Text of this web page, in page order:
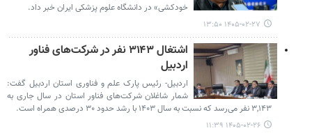
خودکشی» در دانشگاه علوم پزشکی ایران خبر داد.
۱۴۰۵-۰۲-۲۷ ۱۳:۵۰
اشتغال ۳۱۴۳ نفر در شرکت‌های فناور
اردبیل
اردبیل- رئیس پارک علم و فناوری استان اردبیل گفت:
شمار شاغلان شرکت‌های فناور استان در سال جاری به
۳,۱۴۳ نفر می‌رسد که نسبت به سال ۱۴۰۳ با رشد حدود ۳۰ درصدی همراه است.
۱۴۰۵-۰۲-۲۶ ۱۱:۳۹